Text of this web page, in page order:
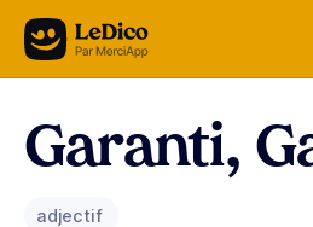
Aller au contenu
Garanti,
adjectif